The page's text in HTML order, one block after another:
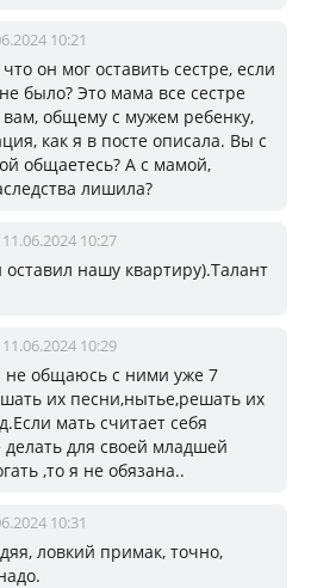
10:21
что он мог оставить сестре, если
было? Это мама все сестре
вам, общему с мужем ребенку,
как я в посте описала. Вы с
общаетесь? А с мамой,
лишила?
11.06.2024 10:27
оставил нашу квартиру).Талант
11.06.2024 10:29
не общаюсь с ними уже 7
их песни,нытье,решать их
мать считает себя
делать для своей младшей
,то я не обязана..
10:31
ловкий примак, точно,